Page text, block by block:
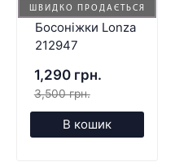
ШВИДКО ПРОДАЄТЬСЯ
Босоніжки Lonza
212947
1,290 грн.
3,500 грн.
В кошик